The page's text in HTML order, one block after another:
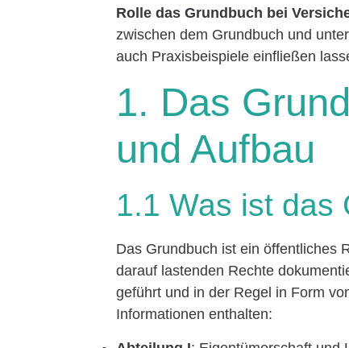
Rolle das Grundbuch bei
zwischen dem Grundbuch und
auch Praxisbeispiele einfließen
1. Das
und Aufbau
1.1 Was ist das
Das Grundbuch ist ein öffentliches
darauf lastenden Rechte
geführt und in der Regel in Form
Informationen enthalten: